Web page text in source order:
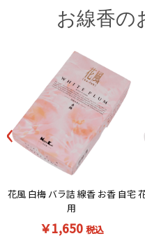
お線香の
‹
花風 白梅 バラ詰 線香 お香 自宅
用
￥1,650 税込